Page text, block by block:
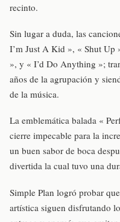
recinto.
Sin lugar a duda, las
I’m Just A Kid », « Shut
», y « I’d Do Anything »;
años de la agrupación y
de la música.
La emblemática balada «
cierre impecable para la
un buen sabor de boca
divertida la cual tuvo una
Simple Plan logró probar
artística siguen disfrutando